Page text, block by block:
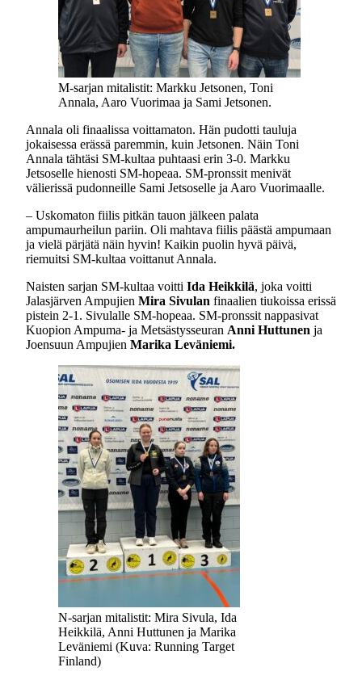
M-sarjan mitalistit: Markku Jetsonen, Toni
Annala, Aaro Vuorimaa ja Sami Jetsonen.
Annala oli finaalissa voittamaton. Hän pudotti tauluja
jokaisessa erässä paremmin, kuin Jetsonen. Näin Toni
Annala tähtäsi SM-kultaa puhtaasi erin 3-0. Markku
Jetsoselle hienosti SM-hopeaa. SM-pronssit menivät
välierissä pudonneille Sami Jetsoselle ja Aaro Vuorimaalle.
– Uskomaton fiilis pitkän tauon jälkeen palata
ampumaurheilun pariin. Oli mahtava fiilis päästä ampumaan
ja vielä pärjätä näin hyvin! Kaikin puolin hyvä päivä,
riemuitsi SM-kultaa voittanut Annala.
Naisten sarjan SM-kultaa voitti Ida Heikkilä, joka voitti
Jalasjärven Ampujien Mira Sivulan finaalien tiukoissa erissä
pistein 2-1. Sivulalle SM-hopeaa. SM-pronssit nappasivat
Kuopion Ampuma- ja Metsästysseuran Anni Huttunen ja
Joensuun Ampujien Marika Leväniemi.
N-sarjan mitalistit: Mira Sivula, Ida
Heikkilä, Anni Huttunen ja Marika
Leväniemi (Kuva: Running Target
Finland)